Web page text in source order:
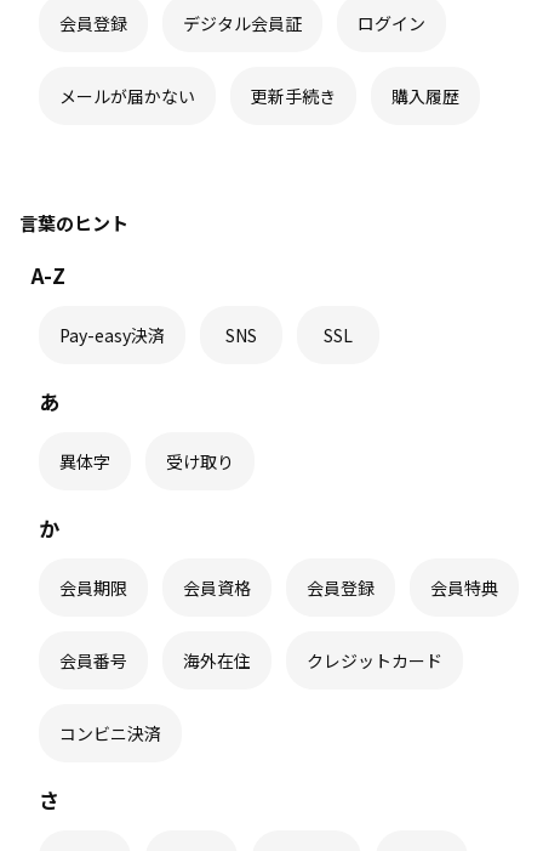
写真や動画の使用に関するガイドライン
会員登録 デジタル会員証 ログイン
メールが届かない 更新手続き 購入履歴
言葉のヒント
A-Z
Pay-easy決済 SNS SSL
あ
異体字 受け取り
か
会員期限 会員資格 会員登録 会員特典
会員番号 海外在住 クレジットカード
コンビニ決済
さ